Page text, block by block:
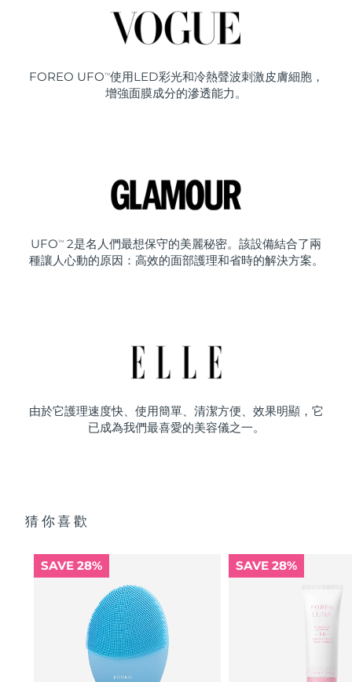
FOREO UFO TM使用LED彩光和冷熱聲波刺激皮膚細胞，
增強面膜成分的滲透能力。
UFO TM
2是名人們最想保守的美麗秘密。該設備結合了兩
種讓人心動的原因：高效的面部護理和省時的解決方案。
由於它護理速度快、使用簡單、清潔方便、效果明顯，它
已成為我們最喜愛的美容儀之一。
猜你喜歡
SAVE 28% SAVE 28%